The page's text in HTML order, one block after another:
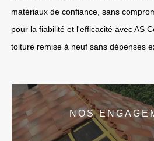
matériaux de confiance, sans
pour la fiabilité et l'efficacité avec AS
toiture remise à neuf sans dépenses
NOS